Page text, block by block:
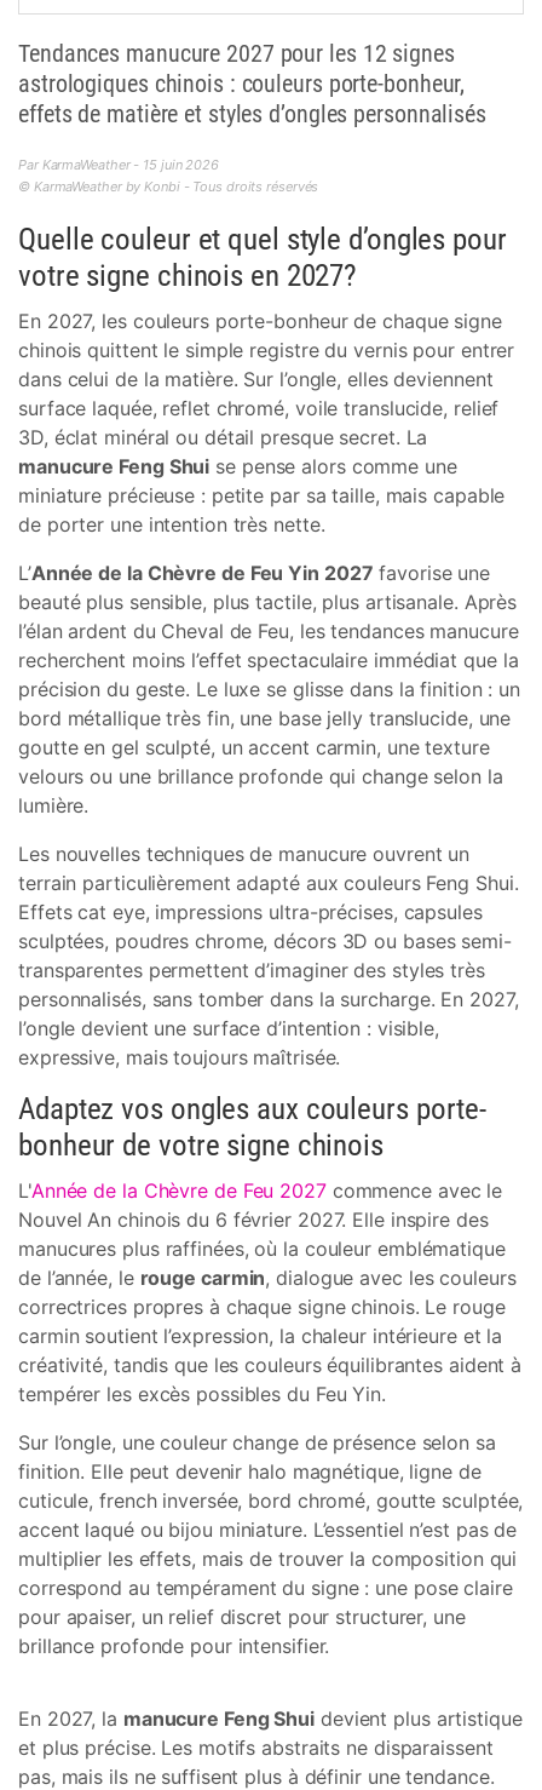
Tendances manucure 2027 pour les 12 signes
astrologiques chinois : couleurs porte-bonheur,
effets de matière et styles d’ongles personnalisés
Par KarmaWeather - 15 juin 2026
© KarmaWeather by Konbi - Tous droits réservés
Quelle couleur et quel style d’ongles pour
votre signe chinois en 2027?
En 2027, les couleurs porte-bonheur de chaque signe
chinois quittent le simple registre du vernis pour entrer
dans celui de la matière. Sur l’ongle, elles deviennent
surface laquée, reflet chromé, voile translucide, relief
3D, éclat minéral ou détail presque secret. La
manucure Feng Shui se pense alors comme une
miniature précieuse : petite par sa taille, mais capable
de porter une intention très nette.
L’Année de la Chèvre de Feu Yin 2027 favorise une
beauté plus sensible, plus tactile, plus artisanale. Après
l’élan ardent du Cheval de Feu, les tendances manucure
recherchent moins l’effet spectaculaire immédiat que la
précision du geste. Le luxe se glisse dans la finition : un
bord métallique très fin, une base jelly translucide, une
goutte en gel sculpté, un accent carmin, une texture
velours ou une brillance profonde qui change selon la
lumière.
Les nouvelles techniques de manucure ouvrent un
terrain particulièrement adapté aux couleurs Feng Shui.
Effets cat eye, impressions ultra-précises, capsules
sculptées, poudres chrome, décors 3D ou bases semi-
transparentes permettent d’imaginer des styles très
personnalisés, sans tomber dans la surcharge. En 2027,
l’ongle devient une surface d’intention : visible,
expressive, mais toujours maîtrisée.
Adaptez vos ongles aux couleurs porte-
bonheur de votre signe chinois
L'Année de la Chèvre de Feu 2027commence avec le
Nouvel An chinois du 6 février 2027. Elle inspire des
manucures plus raffinées, où la couleur emblématique
de l’année, le rouge carmin, dialogue avec les couleurs
correctrices propres à chaque signe chinois. Le rouge
carmin soutient l’expression, la chaleur intérieure et la
créativité, tandis que les couleurs équilibrantes aident à
tempérer les excès possibles du Feu Yin.
Sur l’ongle, une couleur change de présence selon sa
finition. Elle peut devenir halo magnétique, ligne de
cuticule, french inversée, bord chromé, goutte sculptée,
accent laqué ou bijou miniature. L’essentiel n’est pas de
multiplier les effets, mais de trouver la composition qui
correspond au tempérament du signe : une pose claire
pour apaiser, un relief discret pour structurer, une
brillance profonde pour intensifier.
En 2027, la manucure Feng Shui devient plus artistique
et plus précise. Les motifs abstraits ne disparaissent
pas, mais ils ne suffisent plus à définir une tendance.